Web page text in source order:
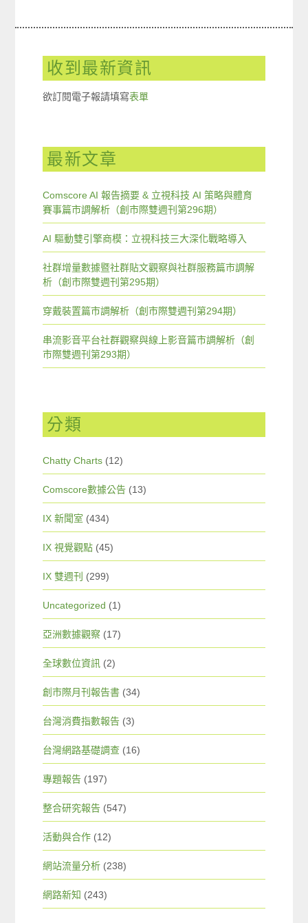
收到最新資訊
欲訂閱電子報請填寫表單
最新文章
Comscore AI 報告摘要 & 立視科技 AI 策略與體育
賽事篇市調解析（創市際雙週刊第296期）
AI 驅動雙引擎商模：立視科技三大深化戰略導入
社群增量數據暨社群貼文觀察與社群服務篇市調解
析（創市際雙週刊第295期）
穿戴裝置篇市調解析（創市際雙週刊第294期）
串流影音平台社群觀察與線上影音篇市調解析（創
市際雙週刊第293期）
分類
Chatty Charts (12)
Comscore數據公告 (13)
IX 新聞室 (434)
IX 視覺觀點 (45)
IX 雙週刊 (299)
Uncategorized (1)
亞洲數據觀察 (17)
全球數位資訊 (2)
創市際月刊報告書 (34)
台灣消費指數報告 (3)
台灣網路基礎調查 (16)
專題報告 (197)
整合研究報告 (547)
活動與合作 (12)
網站流量分析 (238)
網路新知 (243)